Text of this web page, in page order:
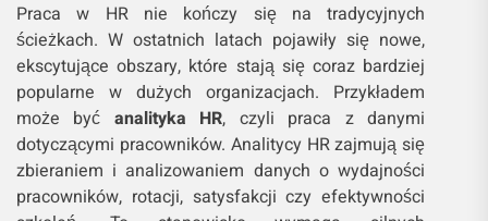
Praca w HR nie kończy się na tradycyjnych
ścieżkach. W ostatnich latach pojawiły się nowe,
ekscytujące obszary, które stają się coraz bardziej
popularne w dużych organizacjach. Przykładem
może być analityka HR, czyli praca z danymi
dotyczącymi pracowników. Analitycy HR zajmują się
zbieraniem i analizowaniem danych o wydajności
pracowników, rotacji, satysfakcji czy efektywności